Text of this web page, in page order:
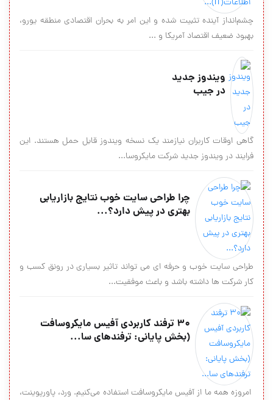
چشم‌انداز آینده تثبیت شده و این امر به بحران اقتصادی منطقه یورو،
بهبود ضعیف اقتصاد آمریكا و ...
ویندوز جدید
در جیب
گاهی اوقات کاربران نیازمند یک نسخه ویندوز قابل حمل هستند. این
فرایند در ویندوز جدید شرکت مایکروسا...
چرا طراحی سایت خوب نتایج بازاریابی
بهتری در پیش دارد؟...
طراحی سایت خوب و حرفه ای می تواند تاثیر بسیاری در رونق کسب و
کار شرکت ها داشته باشد و باعث موفقیت...
30 ترفند کاربردی آفیس مایکروسافت
(بخش پایانی: ترفندهای سا...
امروزه همه ما از آفیس مایکروسافت استفاده می‌کنیم. ورد، پاورپوینت،